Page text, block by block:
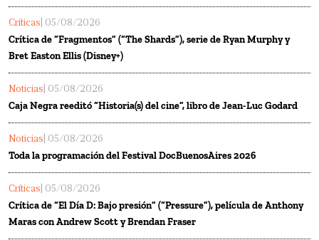
Críticas | 05/08/2026
Crítica de “Fragmentos” (“The Shards”), serie de Ryan Murphy y
Bret Easton Ellis (Disney+)
Noticias | 05/08/2026
Caja Negra reeditó “Historia(s) del cine”, libro de Jean-Luc Godard
Noticias | 05/08/2026
Toda la programación del Festival DocBuenosAires 2026
Críticas | 05/08/2026
Crítica de “El Día D: Bajo presión” (“Pressure”), película de Anthony
Maras con Andrew Scott y Brendan Fraser